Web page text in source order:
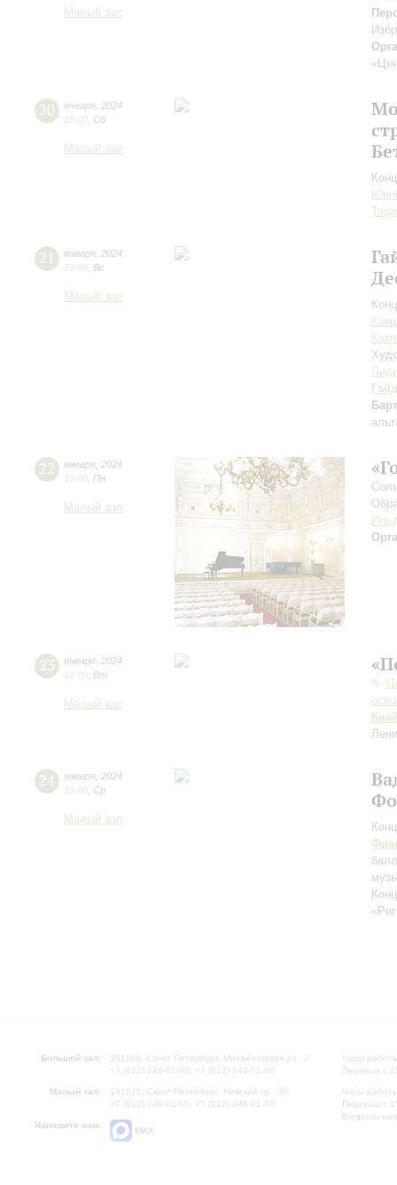
Малый зал
20 января 2024
19:00 Сб
Малый зал
21 января 2024
19:00 Вс
Малый зал
22 января 2024
19:00 Пн
Малый зал
23 января 2024
19:00 Вт
Малый зал
24 января 2024
19:00 Ср
Малый зал
Большой зал:
191186, Санкт-Петербург, Михайловская ул., 2
+7 (812) 240-01-00, +7 (812) 240-01-80
Малый зал:
191011, Санкт-Петербург, Невский пр., 30
+7 (812) 240-01-00, +7 (812) 240-01-70
Напишите нам:
MAX
Часы
Перерыв с
Часы
Перерыв с
Вопросы